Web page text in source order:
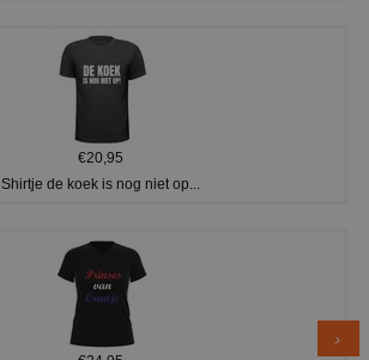
€20,95
Shirtje de koek is nog niet op...